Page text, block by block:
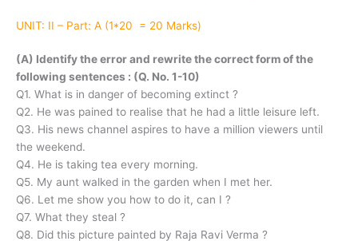
UNIT: II – Part: A (1*20 = 20 Marks)
(A) Identify the error and rewrite the correct form of the
following sentences : (Q. No. 1-10)
Q1. What is in danger of becoming extinct ?
Q2. He was pained to realise that he had a little leisure left.
Q3. His news channel aspires to have a million viewers until
the weekend.
Q4. He is taking tea every morning.
Q5. My aunt walked in the garden when I met her.
Q6. Let me show you how to do it, can I ?
Q7. What they steal ?
Q8. Did this picture painted by Raja Ravi Verma ?